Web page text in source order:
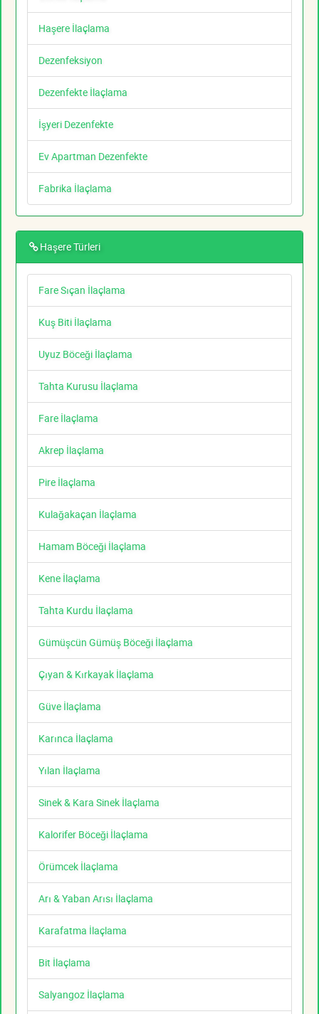
Haşere İlaçlama
Dezenfeksiyon
Dezenfekte İlaçlama
İşyeri Dezenfekte
Ev Apartman Dezenfekte
Fabrika İlaçlama
Haşere Türleri
Fare Sıçan İlaçlama
Kuş Biti İlaçlama
Uyuz Böceği İlaçlama
Tahta Kurusu İlaçlama
Fare İlaçlama
Akrep İlaçlama
Pire İlaçlama
Kulağakaçan İlaçlama
Hamam Böceği İlaçlama
Kene İlaçlama
Tahta Kurdu İlaçlama
Gümüşcün Gümüş Böceği İlaçlama
Çıyan & Kırkayak İlaçlama
Güve İlaçlama
Karınca İlaçlama
Yılan İlaçlama
Sinek & Kara Sinek İlaçlama
Kalorifer Böceği İlaçlama
Örümcek İlaçlama
Arı & Yaban Arısı İlaçlama
Karafatma İlaçlama
Bit İlaçlama
Salyangoz İlaçlama